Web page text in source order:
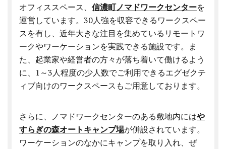
オフィススペース、 信濃町ノマドワークセンターを
運営しています。30人強を収容できるワークスペー
スを有し、近年大きな注目を集めているリモートワ
ークやワーケーションを実践できる施設です。ま
た、起業家や経営者の方々が落ち着いて働けるよう
に、1～3人程度の少人数でご利用できるエグゼクテ
ィブ向けのワークスペースもご用意しております。
さらに、ノマドワークセンターのある敷地内にはや
すらぎの森オートキャンプ場が併設されています。
ワーケーションのなかにキャンプを取り入れ、ぜ